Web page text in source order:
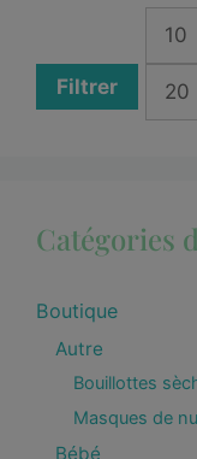
Filtrer
Catégories
Boutique
Autre
Bouillottes
Masques de
Bébé